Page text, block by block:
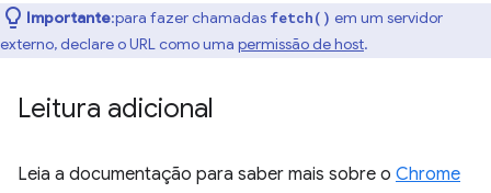
Importante:para fazer chamadas fetch() em um servidor
externo, declare o URL como uma permissão de host.
Leitura adicional
Leia a documentação para saber mais sobre o Chrome